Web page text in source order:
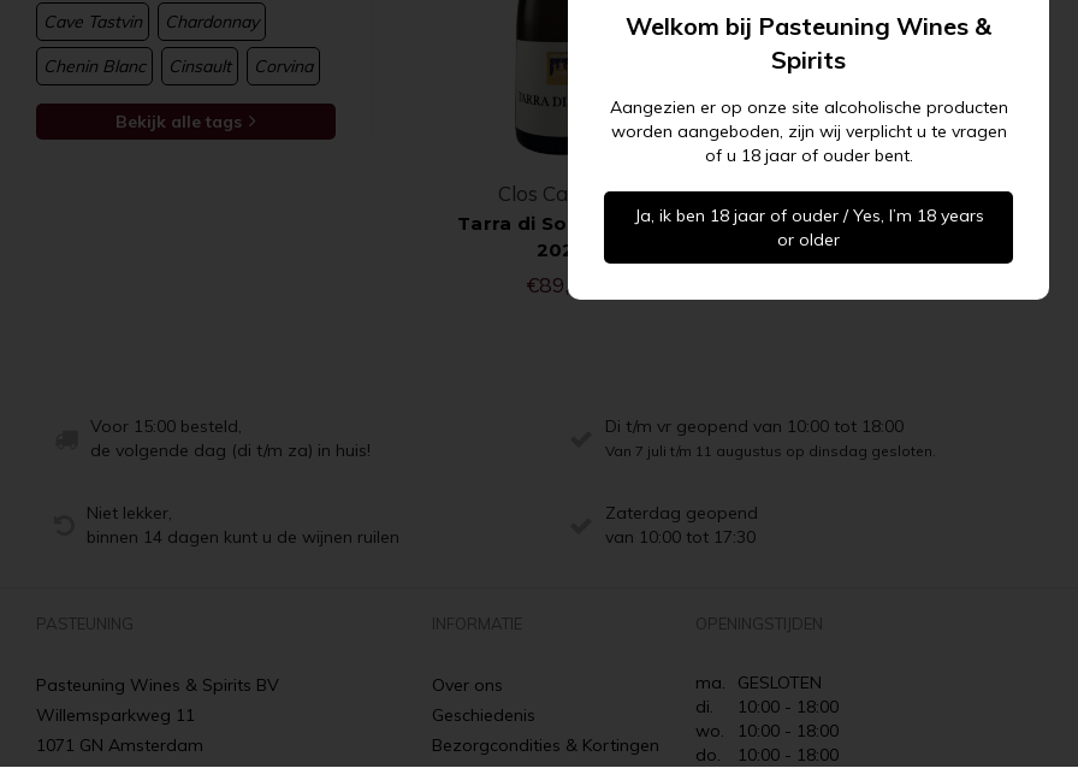
Abonneer u op onze
nieuwsbrief
Uw email hier ... ABONNEER
Welkom bij Pasteuning Wines &
Spirits
Aangezien er op onze site alcoholische producten
worden aangeboden, zijn wij verplicht u te vragen
of u 18 jaar of ouder bent.
Ja, ik ben 18 jaar of ouder / Yes, I’m 18 years
or older
Cave Tastvin Chardonnay
Chenin Blanc Cinsault Corvina
Bekijk alle tags
Clos Canarelli
Tarra di Sognu Blanc
2022
€89,95
Voor 15:00 besteld,
de volgende dag (di t/m za) in huis!
Di t/m vr geopend van 10:00 tot 18:00
Van 7 juli t/m 11 augustus op dinsdag gesloten.
Niet lekker,
binnen 14 dagen kunt u de wijnen ruilen
Zaterdag geopend
van 10:00 tot 17:30
PASTEUNING
Pasteuning Wines & Spirits BV
Willemsparkweg 11
1071 GN Amsterdam
INFORMATIE
Over ons
Geschiedenis
Bezorgcondities & Kortingen
OPENINGSTIJDEN
ma.
GESLOTEN
di.
10:00 - 18:00
wo.
10:00 - 18:00
do.
10:00 - 18:00